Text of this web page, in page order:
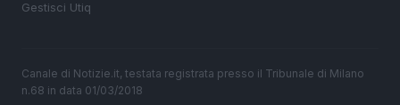
Gestisci Utiq
Canale di Notizie.it, testata registrata presso il Tribunale di Milano
n.68 in data 01/03/2018